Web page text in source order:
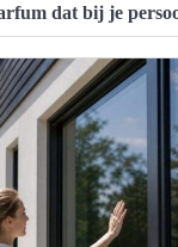
dat bij je